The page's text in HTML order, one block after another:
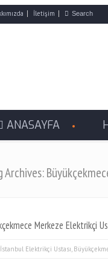
İletişim
ANASAYFA
Archives:
Merkeze Elektrikçi
Elektrikçi Ustası,